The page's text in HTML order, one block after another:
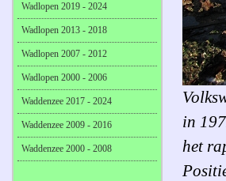
in
het
Wadlopen 2019 - 2024
Wadlopen 2013 - 2018
Wadlopen 2007 - 2012
Wadlopen 2000 - 2006
Waddenzee 2017 - 2024
Waddenzee 2009 - 2016
Waddenzee 2000 - 2008